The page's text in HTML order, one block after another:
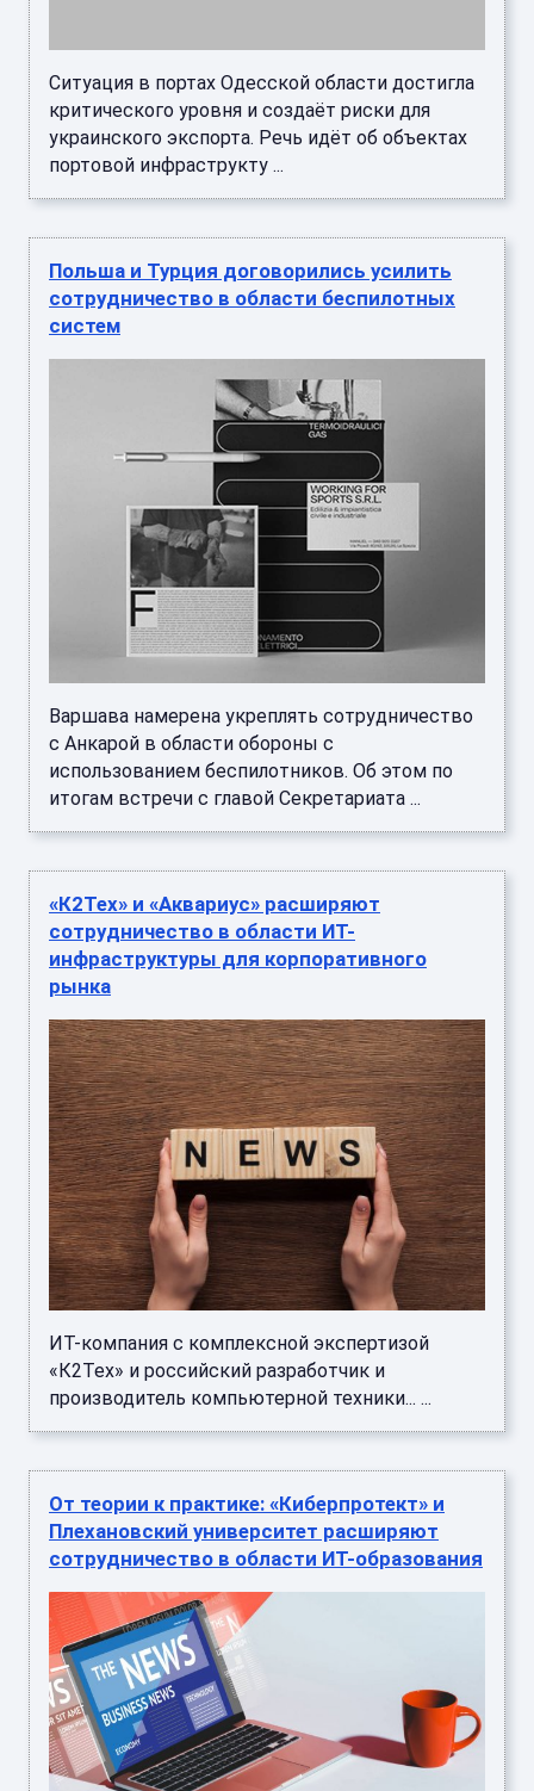
Ситуация в портах Одесской области достигла
критического уровня и создаёт риски для
украинского экспорта. Речь идёт об объектах
портовой инфраструкту ...
Польша и Турция договорились усилить
сотрудничество в области беспилотных
систем
Варшава намерена укреплять сотрудничество
с Анкарой в области обороны с
использованием беспилотников. Об этом по
итогам встречи с главой Секретариата ...
«К2Тех» и «Аквариус» расширяют
сотрудничество в области ИТ-
инфраструктуры для корпоративного
рынка
ИТ-компания с комплексной экспертизой
«К2Тех» и российский разработчик и
производитель компьютерной техники... ...
От теории к практике: «Киберпротект» и
Плехановский университет расширяют
сотрудничество в области ИТ-образования